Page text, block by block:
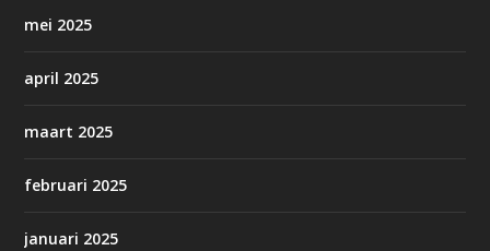
mei 2025
april 2025
maart 2025
februari 2025
januari 2025